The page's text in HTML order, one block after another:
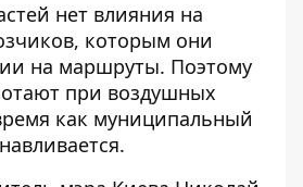
нет влияния на
которым они
на маршруты. Поэтому
при воздушных
как муниципальный